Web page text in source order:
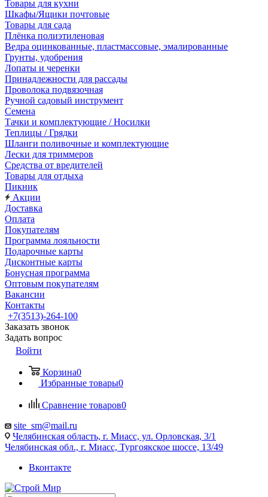
Товары для кухни
Шкафы/Ящики почтовые
Товары для сада
Плёнка полиэтиленовая
Ведра оцинкованные, пластмассовые, эмалированные
Грунты, удобрения
Лопаты и черенки
Принадлежности для рассады
Проволока подвязочная
Ручной садовый инструмент
Семена
Тачки и комплектующие / Носилки
Теплицы / Грядки
Шланги поливочные и комплектующие
Лески для триммеров
Средства от вредителей
Товары для отдыха
Пикник
Акции
Доставка
Оплата
Покупателям
Программа лояльности
Подарочные карты
Дисконтные карты
Бонусная программа
Оптовым покупателям
Вакансии
Контакты
+7(3513)-264-100
Заказать звонок
Задать вопрос
Войти
Корзина0
Избранные товары0
Сравнение товаров0
site_sm@mail.ru
Челябинская область, г. Миасс, ул. Орловская, 3/1
Челябинская обл., г. Миасс, Тургоякское шоссе, 13/49
Вконтакте